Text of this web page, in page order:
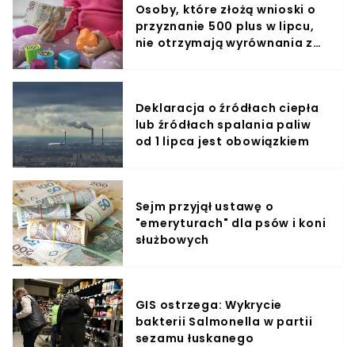
Osoby, które złożą wnioski o
przyznanie 500 plus w lipcu,
nie otrzymają wyrównania za
Deklaracja o źródłach ciepła
lub źródłach spalania paliw
od 1 lipca jest obowiązkiem
Sejm przyjął ustawę o
"emeryturach" dla psów i koni
służbowych
GIS ostrzega: Wykrycie
bakterii Salmonella w partii
sezamu łuskanego